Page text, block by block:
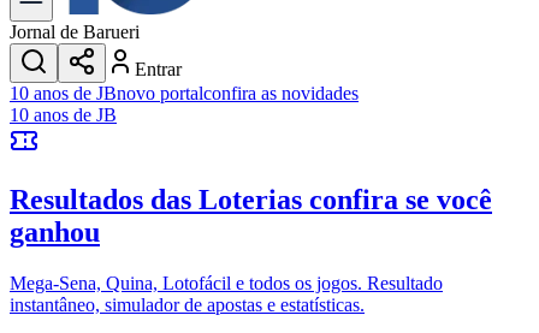
Dia a Dia & Lazer
Transportes
Gastronomia
Cinema & Shows
JogosNovo
Anuncie no Portal
Cadastrar Empresa
Divulgar Vagas
Política
Jornal de Barueri
Entrar
10 anos de JBnovo portalconfira as novidades
10 anos de JB
Resultados das Loterias confira se você
ganhou
Mega-Sena, Quina, Lotofácil e todos os jogos. Resultado
instantâneo, simulador de apostas e estatísticas.